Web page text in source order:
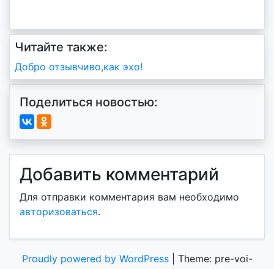
Читайте также:
Навигация
по
записям
Добро отзывчиво,как эхо!
Поделиться новостью:
Добавить комментарий
Для отправки комментария вам необходимо
авторизоваться.
Proudly powered by WordPress
Theme: pre-voi-